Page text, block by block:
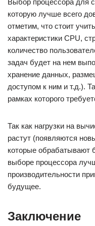
Выбор процессора для
которую лучше всего
отметим, что стоит
характеристики CPU,
количество
задач будет на нем
хранение данных,
доступом к ним и т.д.).
рамках которого
Так как нагрузки на
растут (появляются
которые обрабатывают
выборе процессора
производительности
будущее.
Заключение